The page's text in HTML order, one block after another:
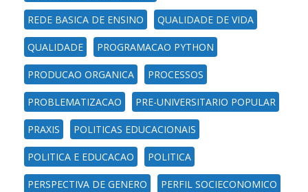
REDE BASICA DE ENSINO QUALIDADE DE VIDA
QUALIDADE PROGRAMACAO PYTHON
PRODUCAO ORGANICA PROCESSOS
PROBLEMATIZACAO PRE-UNIVERSITARIO POPULAR
PRAXIS POLITICAS EDUCACIONAIS
POLITICA E EDUCACAO POLITICA
PERSPECTIVA DE GENERO PERFIL SOCIECONOMICO